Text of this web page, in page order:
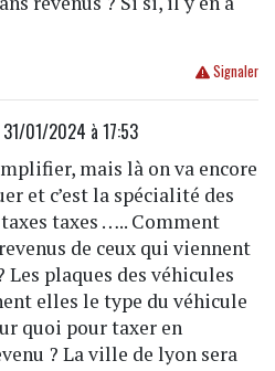
Signaler
01/2024 à 17:53
mais là on va encore
et c’est la spécialité des
taxes ….. Comment
de ceux qui viennent
Les plaques des véhicules
elles le type du véhicule
quoi pour taxer en
? La ville de lyon sera